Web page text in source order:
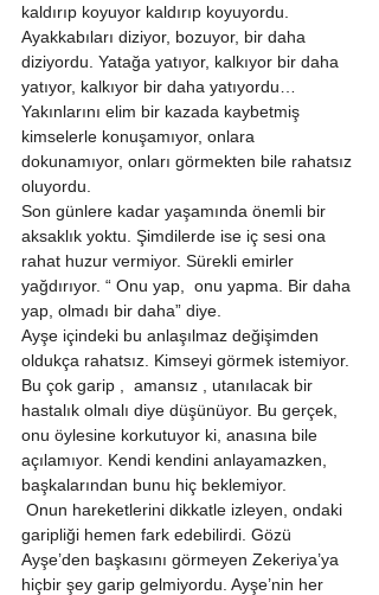
kaldırıp koyuyor kaldırıp koyuyordu.
Ayakkabıları diziyor, bozuyor, bir daha
diziyordu. Yatağa yatıyor, kalkıyor bir daha
yatıyor, kalkıyor bir daha yatıyordu…
Yakınlarını elim bir kazada kaybetmiş
kimselerle konuşamıyor, onlara
dokunamıyor, onları görmekten bile rahatsız
oluyordu.
Son günlere kadar yaşamında önemli bir
aksaklık yoktu. Şimdilerde ise iç sesi ona
rahat huzur vermiyor. Sürekli emirler
yağdırıyor. “ Onu yap,  onu yapma. Bir daha
yap, olmadı bir daha” diye.
Ayşe içindeki bu anlaşılmaz değişimden
oldukça rahatsız. Kimseyi görmek istemiyor.
Bu çok garip ,  amansız , utanılacak bir
hastalık olmalı diye düşünüyor. Bu gerçek,
onu öylesine korkutuyor ki, anasına bile
açılamıyor. Kendi kendini anlayamazken,
başkalarından bunu hiç beklemiyor.
garipliği hemen fark edebilirdi. Gözü
Ayşe’den başkasını görmeyen Zekeriya’ya
hiçbir şey garip gelmiyordu. Ayşe’nin her